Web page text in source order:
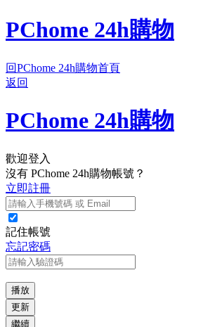
PChome 24h購物
回PChome 24h購物首頁
返回
PChome 24h購物
歡迎登入
沒有 PChome 24h購物帳號？
立即註冊
記住帳號
忘記密碼
播放
更新
繼續